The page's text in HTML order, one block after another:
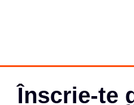
Înscrie-te